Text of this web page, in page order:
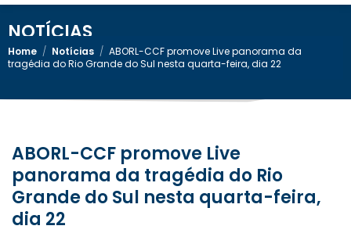
NOTÍCIAS
Home / Notícias / ABORL-CCF promove Live panorama da
tragédia do Rio Grande do Sul nesta quarta-feira, dia 22
ABORL-CCF promove Live
panorama da tragédia do Rio
Grande do Sul nesta quarta-feira,
dia 22